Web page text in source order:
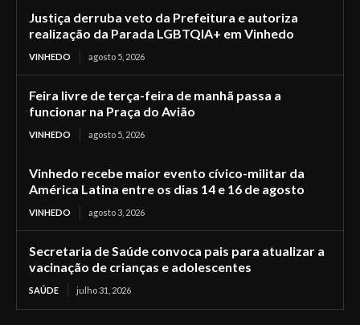
Justiça derruba veto da Prefeitura e autoriza
realização da Parada LGBTQIA+ em Vinhedo
VINHEDO agosto 5, 2026
Feira livre de terça-feira de manhã passa a
funcionar na Praça do Avião
VINHEDO agosto 5, 2026
Vinhedo recebe maior evento cívico-militar da
América Latina entre os dias 14 e 16 de agosto
VINHEDO agosto 3, 2026
Secretaria de Saúde convoca pais para atualizar a
vacinação de crianças e adolescentes
SAÚDE julho 31, 2026